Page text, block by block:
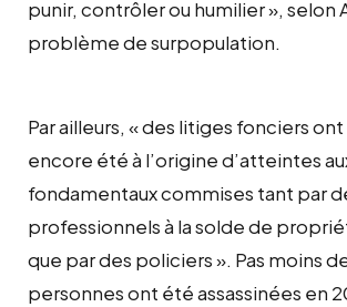
punir, contrôler ou humilier », selon
problème de surpopulation.
Par ailleurs, « des litiges fonciers
encore été à l’origine d’atteintes
fondamentaux commises tant par
professionnels à la solde de
que par des policiers ». Pas moins
personnes ont été assassinées en